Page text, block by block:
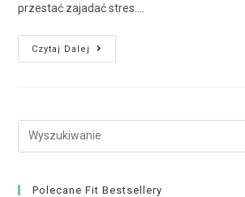
przestać zajadać stres.…
Czytaj Dalej
Polecane Fit Bestsellery